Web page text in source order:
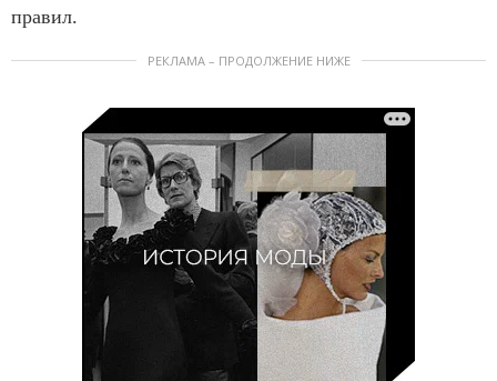
правил.
РЕКЛАМА – ПРОДОЛЖЕНИЕ НИЖЕ